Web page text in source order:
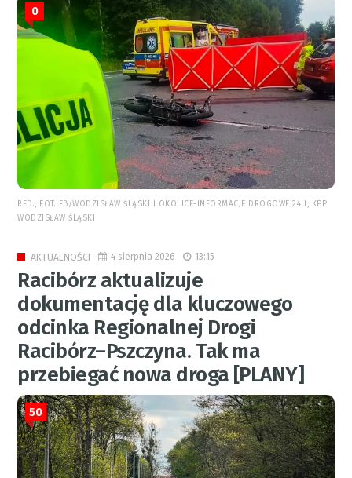
0
RED., FOT. FB/WODZISŁAW ŚLĄSKI I OKOLICE-INFORMACJE DROGOWE 24H, KPP
WODZISŁAW ŚLĄSKI
AKTUALNOŚCI 4 sierpnia 2026 13:15
Racibórz aktualizuje
dokumentację dla kluczowego
odcinka Regionalnej Drogi
Racibórz–Pszczyna. Tak ma
przebiegać nowa droga [PLANY]
50